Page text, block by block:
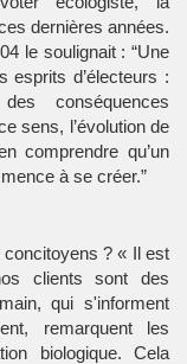
dernières années.
le soulignait : “Une
esprits d’électeurs :
conséquences
sens, l’évolution de
comprendre qu’un
à se créer.”
? « Il est
clients sont des
qui s'informent
remarquent les
biologique. Cela